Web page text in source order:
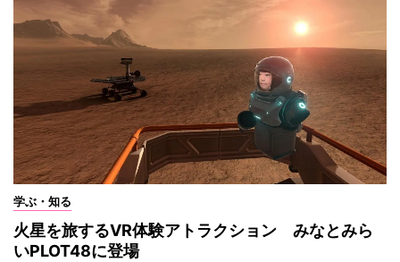
学ぶ・知る
火星を旅するVR体験アトラクション みなとみら
いPLOT48に登場